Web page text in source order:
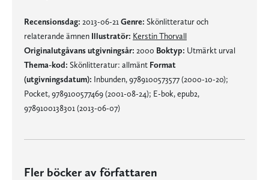
Recensionsdag: 2013-06-21 Genre: Skönlitteratur och
relaterande ämnen Illustratör: Kerstin Thorvall
Originalutgåvans utgivningsår: 2000 Boktyp: Utmärkt urval
Thema-kod: Skönlitteratur: allmänt Format
(utgivningsdatum): Inbunden, 9789100573577 (2000-10-20);
Pocket, 9789100577469 (2001-08-24); E-bok, epub2,
9789100138301 (2013-06-07)
Fler böcker av författaren